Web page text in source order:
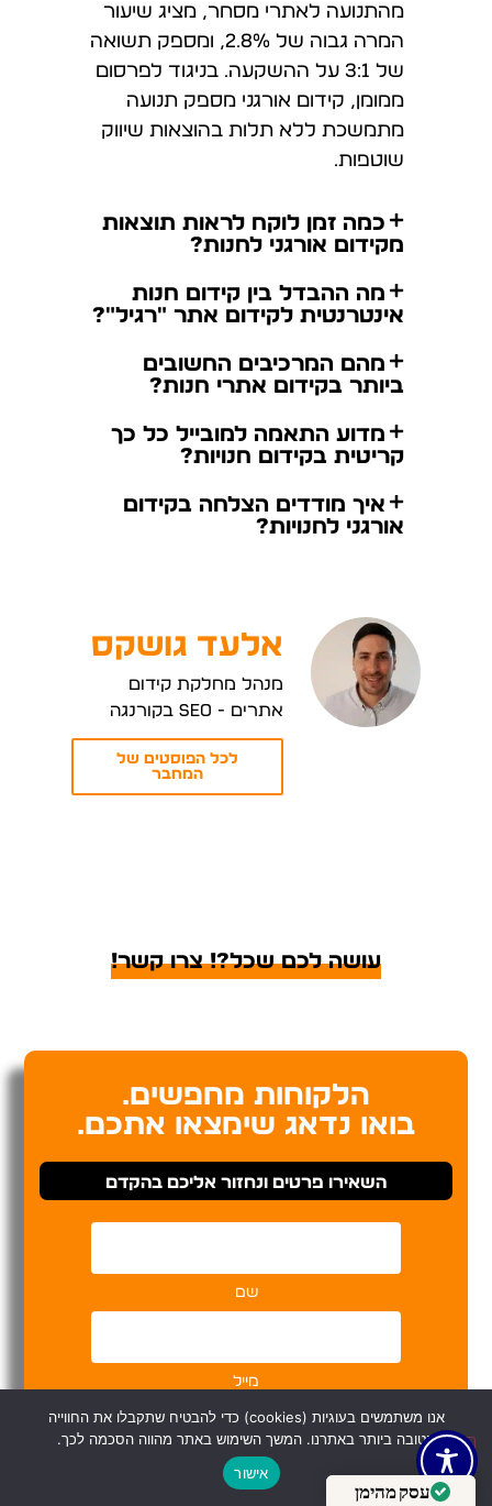
מהתנועה לאתרי מסחר, מציג שיעור
המרה גבוה של 2.8%, ומספק תשואה
של 3:1 על ההשקעה. בניגוד לפרסום
ממומן, קידום אורגני מספק תנועה
מתמשכת ללא תלות בהוצאות שיווק
שוטפות.
כמה זמן לוקח לראות תוצאות
מקידום אורגני לחנות?
מה ההבדל בין קידום חנות
אינטרנטית לקידום אתר "רגיל"?
מהם המרכיבים החשובים
ביותר בקידום אתרי חנות?
מדוע התאמה למובייל כל כך
קריטית בקידום חנויות?
איך מודדים הצלחה בקידום
אורגני לחנויות?
אלעד גושקס
מנהל מחלקת קידום
אתרים - SEO בקורנגה
לכל הפוסטים של
המחבר
עושה לכם שכל?! צרו קשר!
הלקוחות מחפשים.
בואו נדאג שימצאו אתכם.
השאירו פרטים ונחזור אליכם בהקדם
שם
מייל
טלפון
אנו משתמשים בעוגיות (cookies) כדי להבטיח שתקבלו את החווייה
הטובה ביותר באתרנו. המשך השימוש באתר מהווה הסכמה לכך.
אישור
עסק מהימן